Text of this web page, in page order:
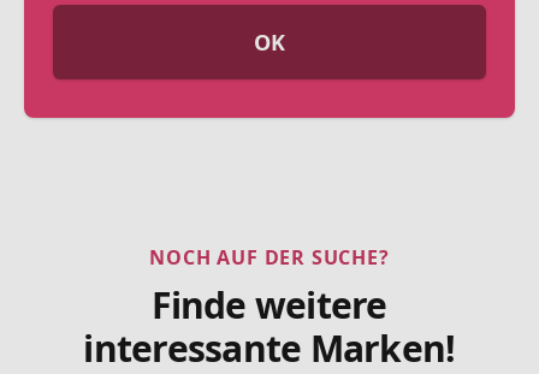
OK
NOCH AUF DER SUCHE?
Finde weitere
interessante Marken!